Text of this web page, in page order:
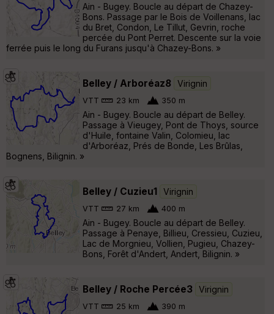
Ain - Bugey. Boucle au départ de Chazey-
Bons. Passage par le Bois de Voillenans, lac
du Bret, Condon, Le Tillut, Gevrin, roche
percée du Pont Perret. Descente sur la voie
ferrée puis le long du Furans jusqu'à Chazey-Bons. »
Belley / Arboréaz8 Virignin
VTT 23 km 350 m
Ain - Bugey. Boucle au départ de Belley.
Passage à Vieugey, Pont de Thoys, source
d'Huile, fontaine Valin, Colomieu, lac
d'Arboréaz, Prés de Bonde, Les Brûlas,
Bognens, Bilignin. »
Belley / Cuzieu1 Virignin
VTT 27 km 400 m
Ain - Bugey. Boucle au départ de Belley.
Passage à Penaye, Billieu, Cressieu, Cuzieu,
Lac de Morgnieu, Vollien, Pugieu, Chazey-
Bons, Forêt d'Andert, Andert, Bilignin. »
Belley / Roche Percée3 Virignin
VTT 25 km 390 m